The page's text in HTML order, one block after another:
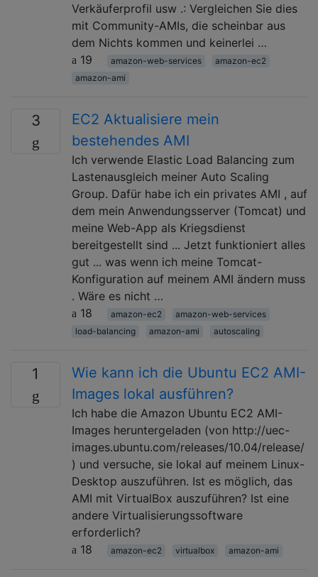
Verkäuferprofil usw .: Vergleichen Sie dies
mit Community-AMIs, die scheinbar aus
dem Nichts kommen und keinerlei …
19
amazon-web-services
amazon-ec2
amazon-ami
3
EC2 Aktualisiere mein
bestehendes AMI
Ich verwende Elastic Load Balancing zum
Lastenausgleich meiner Auto Scaling
Group. Dafür habe ich ein privates AMI , auf
dem mein Anwendungsserver (Tomcat) und
meine Web-App als Kriegsdienst
bereitgestellt sind ... Jetzt funktioniert alles
gut ... was wenn ich meine Tomcat-
Konfiguration auf meinem AMI ändern muss
. Wäre es nicht …
18
amazon-ec2
amazon-web-services
load-balancing
amazon-ami autoscaling
1
Wie kann ich die Ubuntu EC2 AMI-
Images lokal ausführen?
Ich habe die Amazon Ubuntu EC2 AMI-
Images heruntergeladen (von http://uec-
images.ubuntu.com/releases/10.04/release/
) und versuche, sie lokal auf meinem Linux-
Desktop auszuführen. Ist es möglich, das
AMI mit VirtualBox auszuführen? Ist eine
andere Virtualisierungssoftware
erforderlich?
18
amazon-ec2 virtualbox amazon-ami